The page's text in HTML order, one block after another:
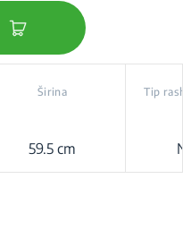
Širina
59.5 cm
Tip